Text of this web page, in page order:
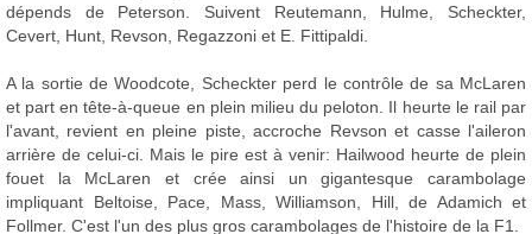
dépends de Peterson. Suivent Reutemann, Hulme, Scheckter,
Cevert, Hunt, Revson, Regazzoni et E. Fittipaldi.
A la sortie de Woodcote, Scheckter perd le contrôle de sa McLaren
et part en tête-à-queue en plein milieu du peloton. Il heurte le rail par
l'avant, revient en pleine piste, accroche Revson et casse l'aileron
arrière de celui-ci. Mais le pire est à venir: Hailwood heurte de plein
fouet la McLaren et crée ainsi un gigantesque carambolage
impliquant Beltoise, Pace, Mass, Williamson, Hill, de Adamich et
Follmer. C'est l'un des plus gros carambolages de l'histoire de la F1.